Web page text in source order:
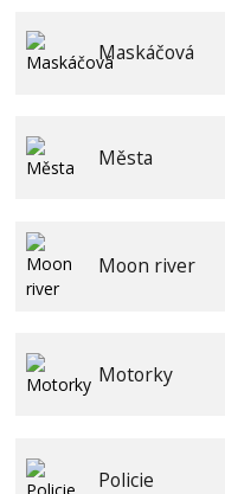
Maskáčová
Města
Moon river
Motorky
Policie